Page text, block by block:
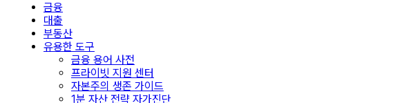
금융
대출
부동산
유용한 도구
금융 용어 사전
프라이빗 지원 센터
자본주의 생존 가이드
1분 자산 전략 자가진단